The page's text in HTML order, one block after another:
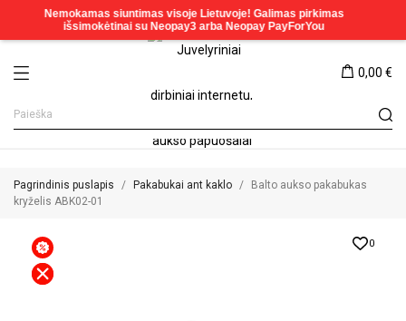
0,00 €
Pagrindinis puslapis Pakabukai ant kaklo
Balto aukso pakabukas
kryželis ABK02-01
0